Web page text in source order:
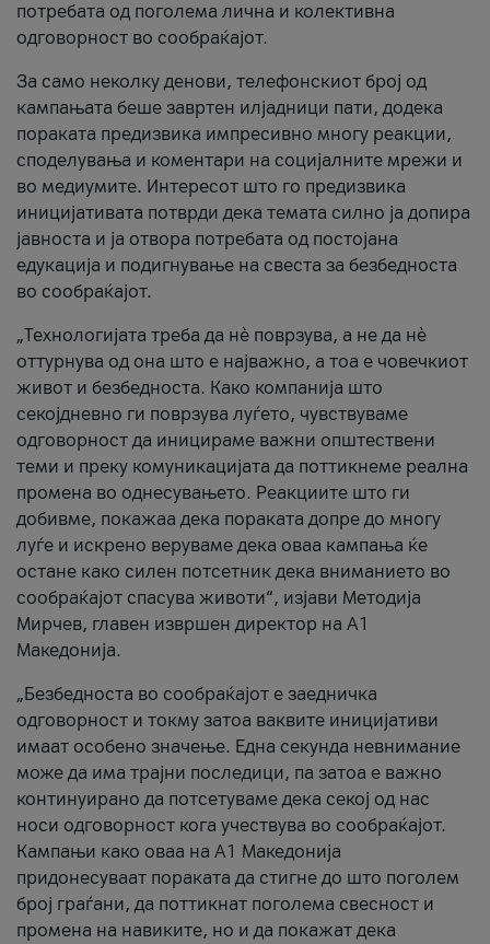
потребата од поголема лична и колективна
одговорност во сообраќајот.
За само неколку денови, телефонскиот број од
кампањата беше завртен илјадници пати, додека
пораката предизвика импресивно многу реакции,
споделувања и коментари на социјалните мрежи и
во медиумите. Интересот што го предизвика
иницијативата потврди дека темата силно ја допира
јавноста и ја отвора потребата од постојана
едукација и подигнување на свеста за безбедноста
во сообраќајот.
„Технологијата треба да нè поврзува, а не да нè
оттурнува од она што е најважно, а тоа е човечкиот
живот и безбедноста. Како компанија што
секојдневно ги поврзува луѓето, чувствуваме
одговорност да иницираме важни општествени
теми и преку комуникацијата да поттикнеме реална
промена во однесувањето. Реакциите што ги
добивме, покажаа дека пораката допре до многу
луѓе и искрено веруваме дека оваа кампања ќе
остане како силен потсетник дека вниманието во
сообраќајот спасува животи“, изјави Методија
Мирчев, главен извршен директор на А1
Македонија.
„Безбедноста во сообраќајот е заедничка
одговорност и токму затоа ваквите иницијативи
имаат особено значење. Една секунда невнимание
може да има трајни последици, па затоа е важно
континуирано да потсетуваме дека секој од нас
носи одговорност кога учествува во сообраќајот.
Кампањи како оваа на A1 Македонија
придонесуваат пораката да стигне до што поголем
број граѓани, да поттикнат поголема свесност и
промена на навиките, но и да покажат дека